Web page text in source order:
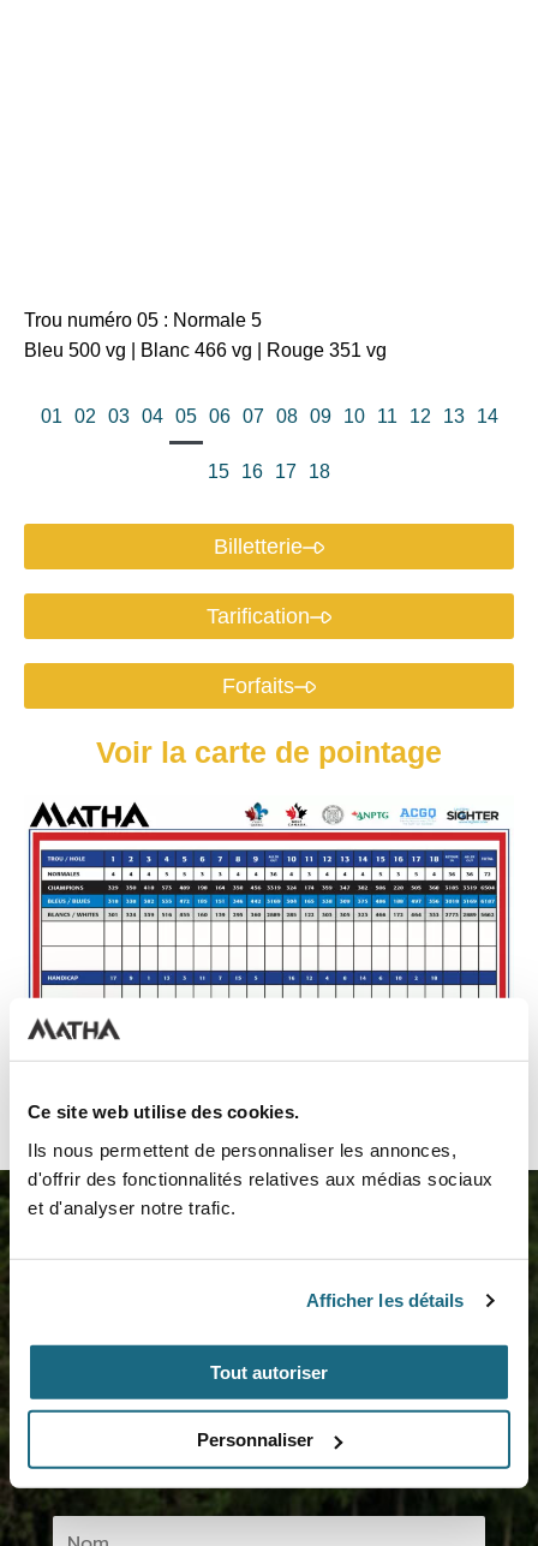
Ce site web utilise des cookies.
Ils nous permettent de personnaliser les annonces,
d'offrir des fonctionnalités relatives aux médias sociaux
et d'analyser notre trafic.
Afficher les détails
Tout autoriser
Personnaliser
Trou numéro 05 : Normale 5
Bleu 500 vg | Blanc 466 vg | Rouge 351 vg
01 02 03 04 05 06 07 08 09 10 11 12 13 14
15 16 17 18
Billetterie
Tarification
Forfaits
Voir la carte de pointage